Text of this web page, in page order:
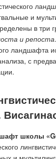
и
в три
и репоста
ландшафта
с
школы